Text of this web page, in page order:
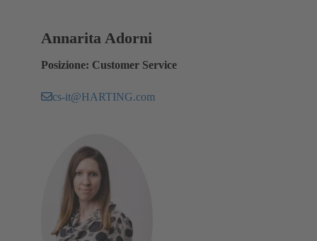
Annarita Adorni
Posizione: Customer Service
cs-it@HARTING.com